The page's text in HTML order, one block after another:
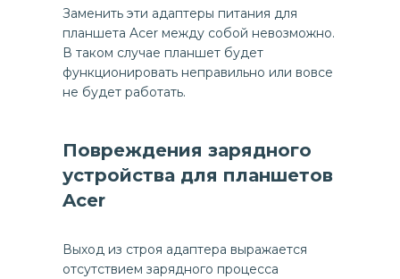
Заменить эти адаптеры питания для
планшета Acer между собой невозможно.
В таком случае планшет будет
функционировать неправильно или вовсе
не будет работать.
Повреждения зарядного
устройства для планшетов
Acer
Выход из строя адаптера выражается
отсутствием зарядного процесса